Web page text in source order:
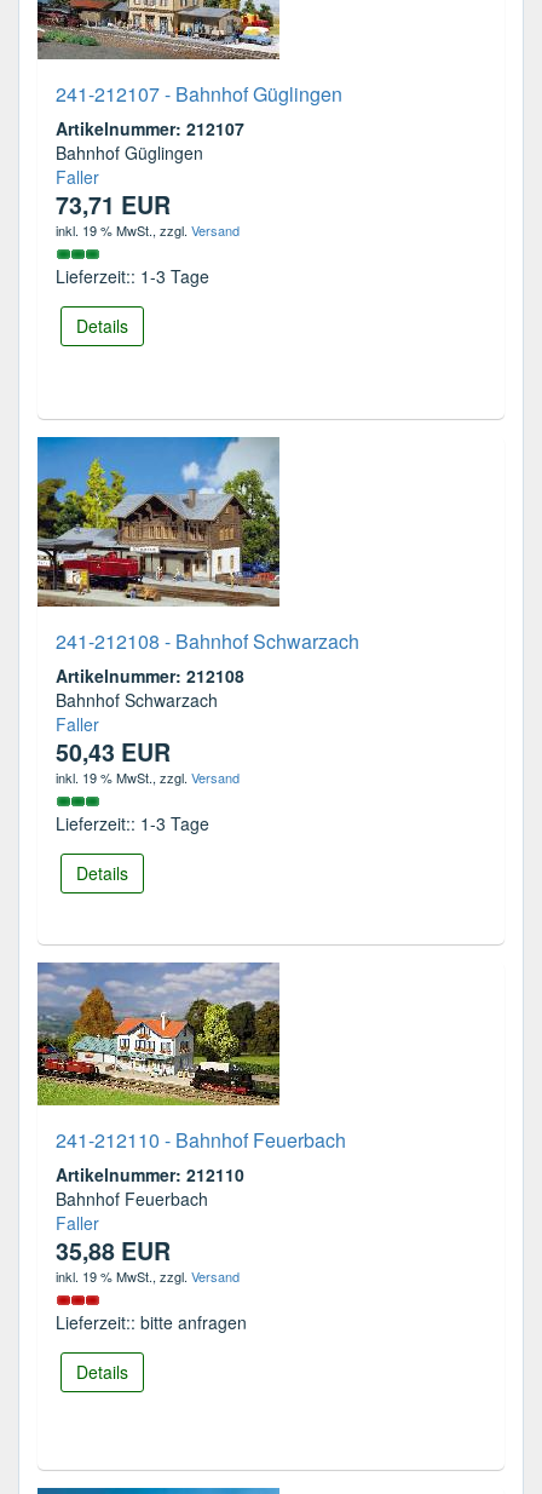
241-212107 - Bahnhof Güglingen
Artikelnummer: 212107
Bahnhof Güglingen
Faller
73,71 EUR
inkl. 19 % MwSt., zzgl. Versand
Lieferzeit:: 1-3 Tage
Details
241-212108 - Bahnhof Schwarzach
Artikelnummer: 212108
Bahnhof Schwarzach
Faller
50,43 EUR
inkl. 19 % MwSt., zzgl. Versand
Lieferzeit:: 1-3 Tage
Details
241-212110 - Bahnhof Feuerbach
Artikelnummer: 212110
Bahnhof Feuerbach
Faller
35,88 EUR
inkl. 19 % MwSt., zzgl. Versand
Lieferzeit:: bitte anfragen
Details